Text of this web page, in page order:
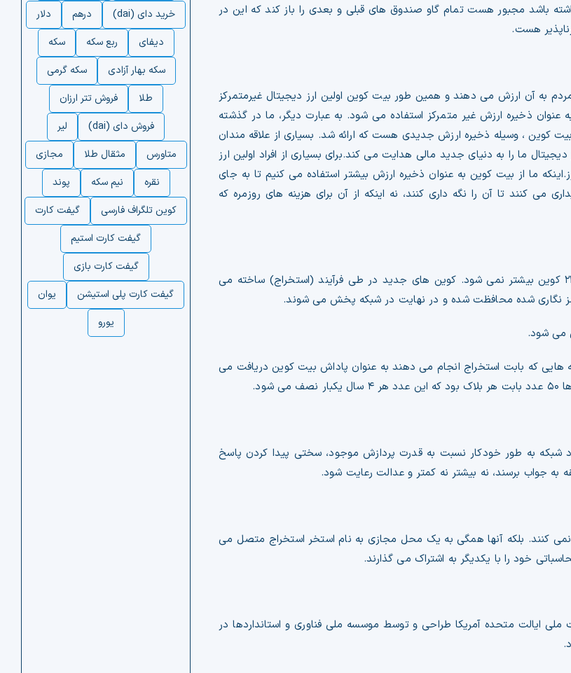
باشد مجبور هست تمام گاو صندوق های قبلی و بعدی را باز کند که این در
هست.
به آن ارزش می دهند و همین طور بیت کوین اولین ارز دیجیتال غیرمتمرکز
ذخیره ارزش غیر متمرکز استفاده می شود. به عبارت دیگر، ما در گذشته
کوین ، وسیله ذخیره ارزش جدیدی هست که ارائه شد. بسیاری از علاقه مندان
ما را به دنیای جدید مالی هدایت می کند.برای بسیاری از افراد اولین ارز
ما از بیت کوین به عنوان ذخیره ارزش بیشتر استفاده می کنیم تا به جای
می کنند تا آن را نگه داری کنند، نه اینکه از آن برای هزینه های روزمره که
کل عرضه بیت کوین توسط بلاکچین آن محدود شده و هرگز از ۲۱،۰۰۰،۰۰۰ کوین بیشتر نمی شود. کوین های جدید در طی فرآیند (استخراج) ساخته می
نگاری شده محافظت شده و در نهایت در شبکه پخش می شوند.
می شود.
هایی که بابت استخراج انجام می دهند به عنوان پاداش بیت کوین دریافت می
به طور خودکار نسبت به قدرت پردازش موجود، سختی پیدا کردن پاسخ
به جواب برسند، نه بیشتر نه کمتر و عدالت رعایت شود.
کنند. بلکه آنها همگی به یک محل مجازی به نام استخر استخراج متصل می
خود را با یکدیگر به اشتراک می گذارند.
هش امن ۲ که توسط آژانس امنیت ملی ایالت متحده آمریکا طراحی و توسط موسسه ملی فناوری و استانداردها در
خرید دای (dai)
درهم
دلار
دیفای
ربع سکه
سکه
سکه بهار آزادی
سکه گرمی
طلا
فروش تتر ارزان
فروش دای (dai)
لیر
متاورس
مثقال طلا
مجازی
نقره
نیم سکه
پوند
کوین تلگراف فارسی
گیفت کارت
گیفت کارت استیم
گیفت کارت بازی
گیفت کارت پلی استیشن
یوان
یورو